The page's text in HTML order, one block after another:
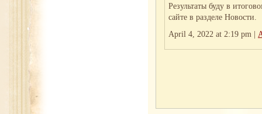
Результаты буду в
сайте в разделе Новости.
April 4, 2022 at 2:19 pm |